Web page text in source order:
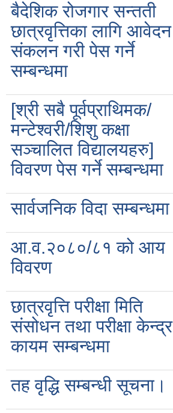
बैदेशिक रोजगार सन्तती
छात्रवृत्तिका लागि आवेदन
संकलन गरी पेस गर्ने
सम्बन्धमा
[श्री सबै पूर्वप्राथिमक/
मन्टेश्वरी/शिशु कक्षा
सञ्चालित विद्यालयहरु]
विवरण पेस गर्ने सम्बन्धमा
सार्वजनिक विदा सम्बन्धमा
आ.व.२०८०/८१ को आय
विवरण
छात्रवृत्ति परीक्षा मिति
संसोधन तथा परीक्षा केन्द्र
कायम सम्बन्धमा
तह वृद्धि सम्बन्धी सूचना।